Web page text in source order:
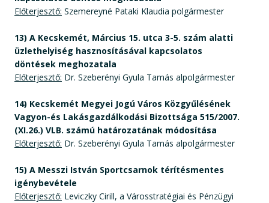
Előterjesztő: Szemereyné Pataki Klaudia polgármester
13) A Kecskemét, Március 15. utca 3-5. szám alatti
üzlethelyiség hasznosításával kapcsolatos
döntések meghozatala
Előterjesztő: Dr. Szeberényi Gyula Tamás alpolgármester
14) Kecskemét Megyei Jogú Város Közgyűlésének
Vagyon-és Lakásgazdálkodási Bizottsága 515/2007.
(XI.26.) VLB. számú határozatának módosítása
Előterjesztő: Dr. Szeberényi Gyula Tamás alpolgármester
15) A Messzi István Sportcsarnok térítésmentes
igénybevétele
Előterjesztő: Leviczky Cirill, a Városstratégiai és Pénzügyi